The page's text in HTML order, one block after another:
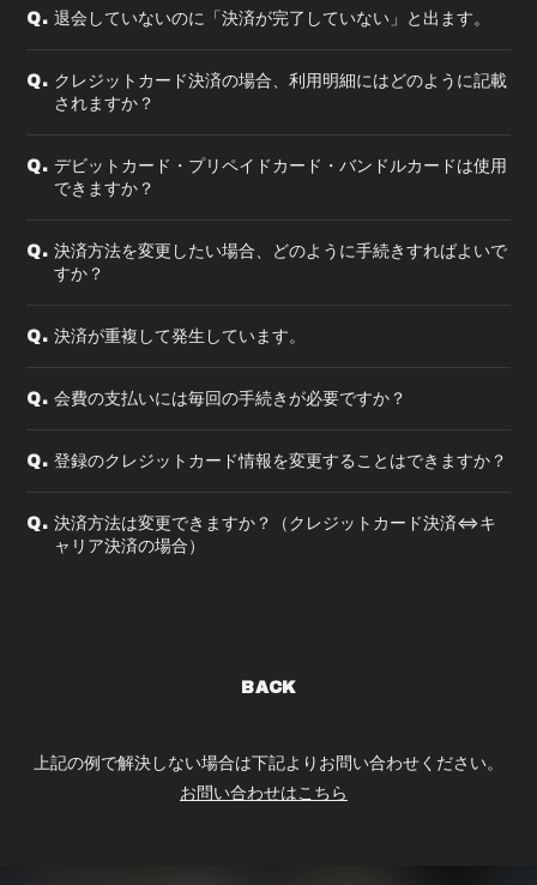
Q. 退会していないのに「決済が完了していない」と出ます。
Q. クレジットカード決済の場合、利用明細にはどのように記載
されますか？
Q. デビットカード・プリペイドカード・バンドルカードは使用
できますか？
Q. 決済方法を変更したい場合、どのように手続きすればよいで
すか？
Q. 決済が重複して発生しています。
Q. 会費の支払いには毎回の手続きが必要ですか？
Q. 登録のクレジットカード情報を変更することはできますか？
Q. 決済方法は変更できますか？（クレジットカード決済⇔キ
ャリア決済の場合）
BACK
上記の例で解決しない場合は下記よりお問い合わせください。
お問い合わせはこちら